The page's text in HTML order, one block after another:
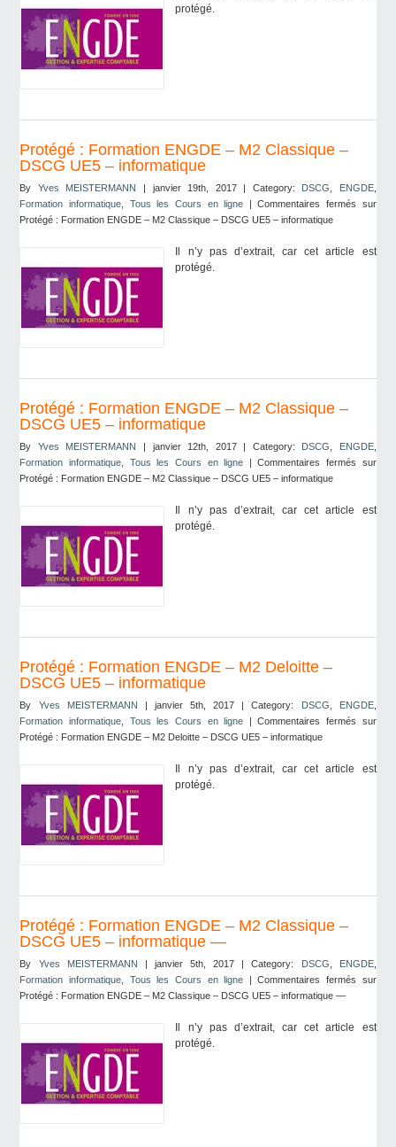
protégé.
Protégé : Formation ENGDE – M2 Classique –
DSCG UE5 – informatique
By Yves MEISTERMANN | janvier 19th, 2017 | Category: DSCG ENGDE,
Formation informatique
Tous les Cours en ligne |Commentaires fermés sur
Protégé : Formation ENGDE – M2 Classique – DSCG UE5 – informatique
Il n’y pas d’extrait, car cet article est
protégé.
Protégé : Formation ENGDE – M2 Classique –
DSCG UE5 – informatique
By Yves MEISTERMANN | janvier 12th, 2017 | Category: DSCG ENGDE,
Formation informatique
Tous les Cours en ligne |Commentaires fermés sur
Protégé : Formation ENGDE – M2 Classique – DSCG UE5 – informatique
Il n’y pas d’extrait, car cet article est
protégé.
Protégé : Formation ENGDE – M2 Deloitte –
DSCG UE5 – informatique
By Yves MEISTERMANN | janvier 5th, 2017 | Category: DSCG ENGDE,
Formation informatique
Tous les Cours en ligne |Commentaires fermés sur
Protégé : Formation ENGDE – M2 Deloitte – DSCG UE5 – informatique
Il n’y pas d’extrait, car cet article est
protégé.
Protégé : Formation ENGDE – M2 Classique –
DSCG UE5 – informatique —
By Yves MEISTERMANN | janvier 5th, 2017 | Category: DSCG ENGDE,
Formation informatique
Tous les Cours en ligne |Commentaires fermés sur
Protégé : Formation ENGDE – M2 Classique – DSCG UE5 – informatique —
Il n’y pas d’extrait, car cet article est
protégé.